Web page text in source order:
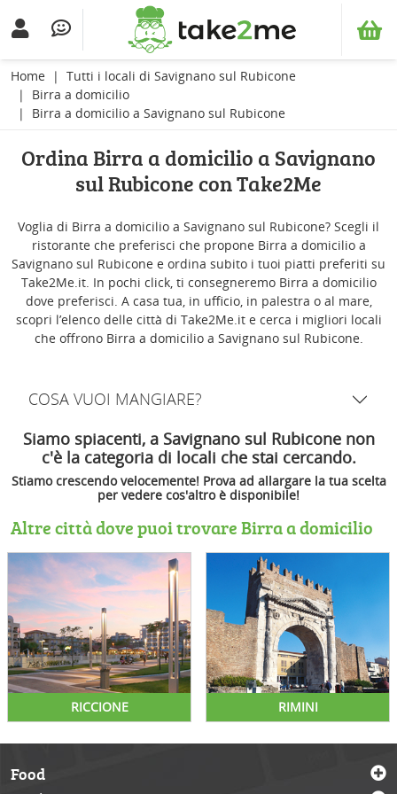
Home
Tutti i locali di Savignano sul Rubicone
Birra a domicilio
Birra a domicilio a Savignano sul Rubicone
Ordina Birra a domicilio a Savignano
sul Rubicone con Take2Me
Voglia di Birra a domicilio a Savignano sul Rubicone? Scegli il
ristorante che preferisci che propone Birra a domicilio a
Savignano sul Rubicone e ordina subito i tuoi piatti preferiti su
Take2Me.it. In pochi click, ti consegneremo Birra a domicilio
dove preferisci. A casa tua, in ufficio, in palestra o al mare,
scopri l’elenco delle città di Take2Me.it e cerca i migliori locali
che offrono Birra a domicilio a Savignano sul Rubicone.
COSA VUOI MANGIARE?
Siamo spiacenti, a Savignano sul Rubicone non
c'è la categoria di locali che stai cercando.
Stiamo crescendo velocemente! Prova ad allargare la tua scelta
per vedere cos'altro è disponibile!
Altre città dove puoi trovare Birra a domicilio
RICCIONE RIMINI
Food